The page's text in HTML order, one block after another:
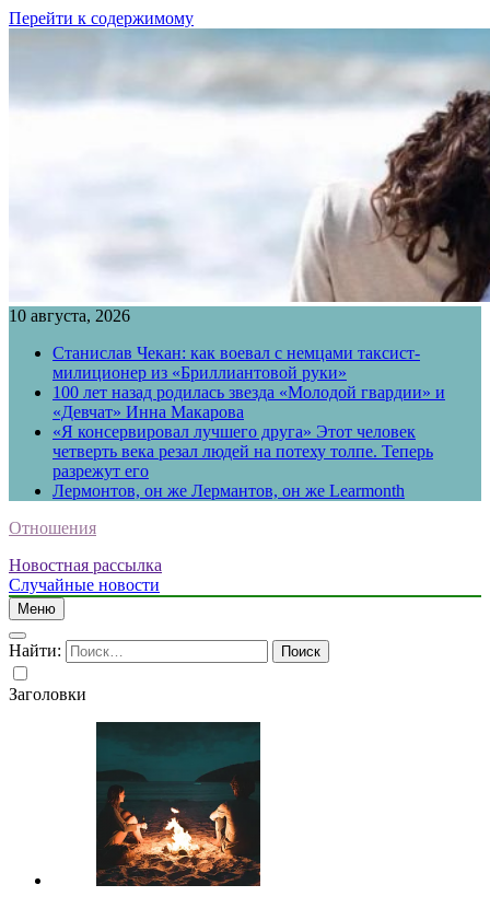
Перейти к содержимому
10 августа, 2026
Станислав Чекан: как воевал с немцами таксист-
милиционер из «Бриллиантовой руки»
100 лет назад родилась звезда «Молодой гвардии» и
«Девчат» Инна Макарова
«Я консервировал лучшего друга» Этот человек
четверть века резал людей на потеху толпе. Теперь
разрежут его
Лермонтов, он же Лермантов, он же Learmonth
Отношения
Новостная рассылка
Случайные новости
Меню
Найти:
Заголовки